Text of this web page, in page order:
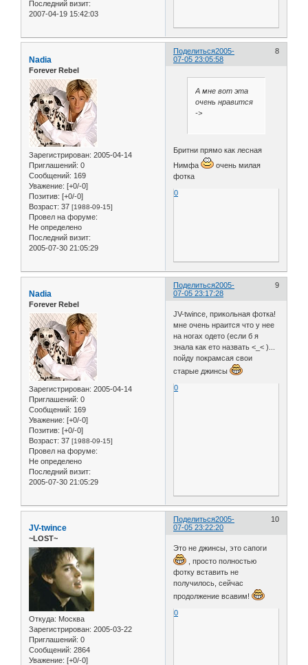
Последний визит:
2007-04-19 15:42:03
Поделиться 8
2005-
07-05 23:05:58
Nadia
Forever Rebel
Зарегистрирован: 2005-04-14
Приглашений: 0
Сообщений: 169
Уважение: [+0/-0]
Позитив: [+0/-0]
Возраст: 37 [1988-09-15]
Провел на форуме:
Не определено
Последний визит:
2005-07-30 21:05:29
А мне вот эта
очень нравится
->
Бритни прямо как лесная
Нимфа
очень милая
фотка
0
Поделиться 9
2005-
07-05 23:17:28
Nadia
Forever Rebel
Зарегистрирован: 2005-04-14
Приглашений: 0
Сообщений: 169
Уважение: [+0/-0]
Позитив: [+0/-0]
Возраст: 37 [1988-09-15]
Провел на форуме:
Не определено
Последний визит:
2005-07-30 21:05:29
JV-twince, прикольная фотка!
мне очень нраится что у нее
на ногах одето (если б я
знала как ето назвать <_< )...
пойду покрамсая свои
старые джинсы
0
Поделиться 10
2005-
07-05 23:22:20
JV-twince
~LOST~
Откуда: Москва
Зарегистрирован: 2005-03-22
Приглашений: 0
Сообщений: 2864
Уважение: [+0/-0]
Это не джинсы, это сапоги
, просто полностью
фотку вставить не
получилось, сейчас
продолжение всавим!
0